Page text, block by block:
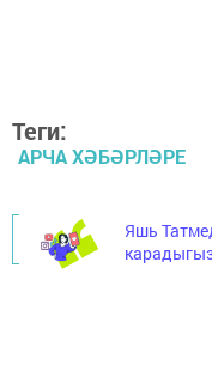
Теги:
АРЧА ХӘБӘРЛӘРЕ
Перейти
Яшь